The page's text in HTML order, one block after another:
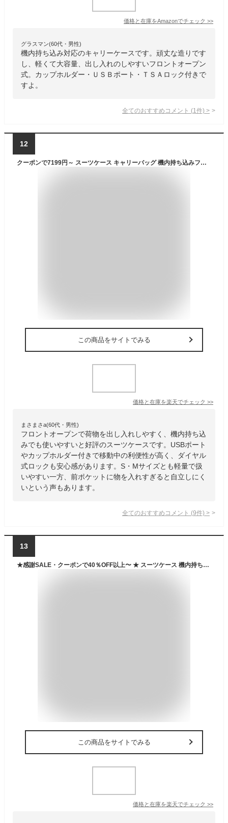
価格と在庫をAmazonでチェック >>
グラスマン(60代・男性)
機内持ち込み対応のキャリーケースです。頑丈な造りです
し、軽くて大容量、出し入れのしやすいフロントオープン
式。カップホルダー・ＵＳＢポート・ＴＳＡロック付きで
すよ。
全てのおすすめコメント (1 件) >
12
クーポンで7199円～ スーツケース キャリーバッグ 機内持ち込みフロントオープン ファスナータイプ Mサイズ Sサイズ 前ポケット USBポート付き カップホルダー付き ダイヤル式 トップオープン 前開き キャリーバッグ 小型 ビジネス 出張 旅行 メンズ
この商品をサイトでみる
価格と在庫を楽天でチェック >>
まさまさa(60代・男性)
フロントオープンで荷物を出し入れしやすく、機内持ち込
みでも使いやすいと好評のスーツケースです。USBポート
やカップホルダー付きで移動中の利便性が高く、ダイヤル
式ロックも安心感があります。S・Mサイズとも軽量で扱
いやすい一方、前ポケットに物を入れすぎると自立しにく
いという声もあります。
全てのおすすめコメント (9件) >
13
★感謝SALE・クーポンで40％OFF以上〜 ★ スーツケース 機内持ち込み フロントオープン キャリーケース 軽量 キャリーケース S M L サイズ 2泊3日 4-7泊 7泊? USBポート カップホルダー フック搭載 旅行 38L 59L 80L
この商品をサイトでみる
価格と在庫を楽天でチェック >>